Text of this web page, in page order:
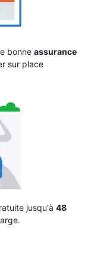
bonne assurance
sur place
jusqu'à 48